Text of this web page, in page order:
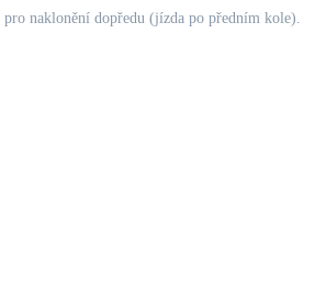
naklonění dopředu (jízda po předním kole).